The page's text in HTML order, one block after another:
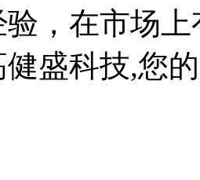
，在市场
盛科技,您